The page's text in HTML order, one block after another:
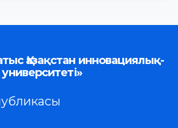
Қазақстан инновациялық-